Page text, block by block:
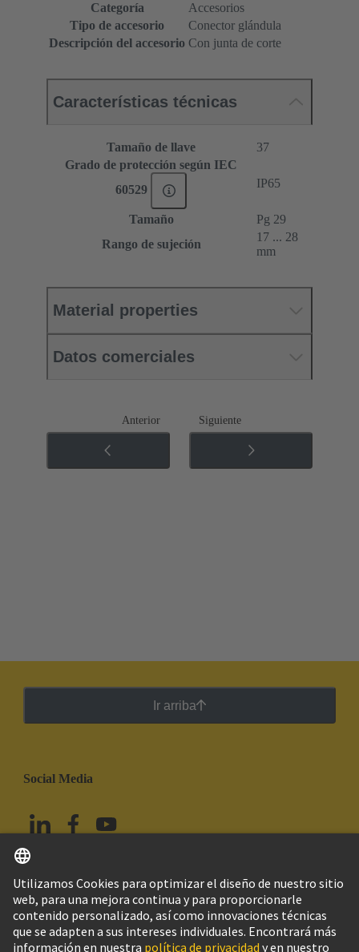
Categoría
Accesorios
Tipo de accesorio
Conector glándula
Descripción del accesorio Con junta de corte
Características técnicas
Tamaño de llave
37
Grado de protección según IEC
60529
IP65
Tamaño
Pg 29
Rango de sujeción
17 ... 28
mm
Material properties
Datos comerciales
Anterior Siguiente
Ir arriba
Social Media
México Español